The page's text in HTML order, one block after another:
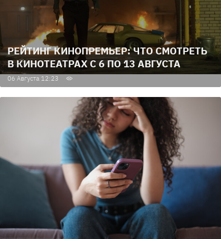
РЕЙТИНГ КИНОПРЕМЬЕР: ЧТО СМОТРЕТЬ
В КИНОТЕАТРАХ С 6 ПО 13 АВГУСТА
06 Августа 12:23